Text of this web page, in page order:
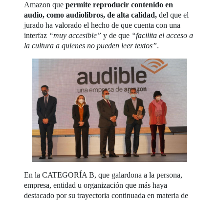
Amazon quepermite reproducir contenido en
audio, como audiolibros, de alta calidad,del que el
jurado ha valorado el hecho de que cuenta con una
interfaz “muy accesible”y de que “facilita el acceso a
la cultura a quienes no pueden leer textos”.
En la CATEGORÍA B, que galardona a la persona,
empresa, entidad u organización que más haya
destacado por su trayectoria continuada en materia de